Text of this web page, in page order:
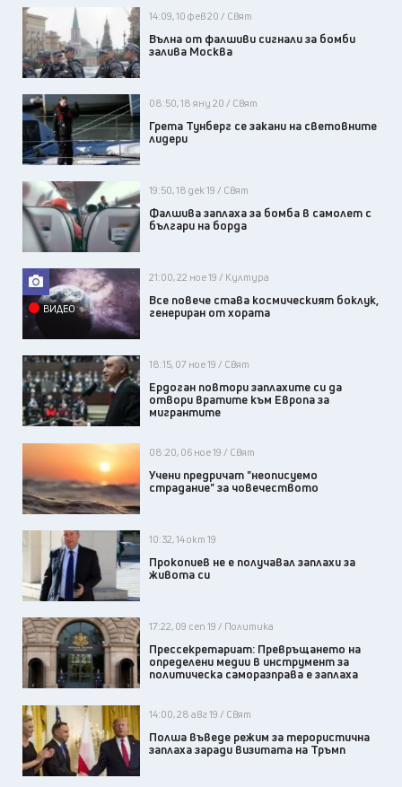
14:09, 10 фев 20 / Свят
Вълна от фалшиви сигнали за бомби
залива Москва
08:50, 18 яну 20 / Свят
Грета Тунберг се закани на световните
лидери
19:50, 18 дек 19 / Свят
Фалшива заплаха за бомба в самолет с
българи на борда
ВИДЕО
21:00, 22 ное 19 / Култура
Все повече става космическият боклук,
генериран от хората
18:15, 07 ное 19 / Свят
Ердоган повтори заплахите си да
отвори вратите към Европа за
мигрантите
08:20, 06 ное 19 / Свят
Учени предричат "неописуемо
страдание" за човечеството
10:32, 14 окт 19
Прокопиев не е получавал заплахи за
живота си
17:22, 09 сеп 19 / Политика
Прессекретариат: Превръщането на
определени медии в инструмент за
политическа саморазправа е заплаха
14:00, 28 авг 19 / Свят
Полша въведе режим за терористична
заплаха заради визитата на Тръмп